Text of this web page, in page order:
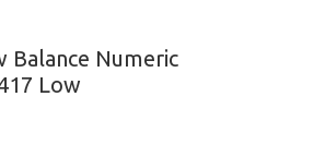
Balance Numeric
Low